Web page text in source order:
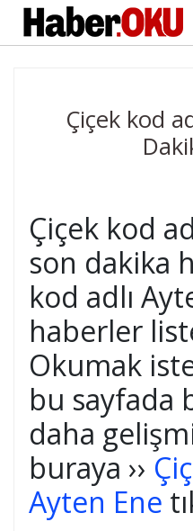
Çiçek kod
Çiçek kod
son dakika
kod adlı
haberler
Okumak
bu sayfada
daha
buraya ››
Ayten Ene